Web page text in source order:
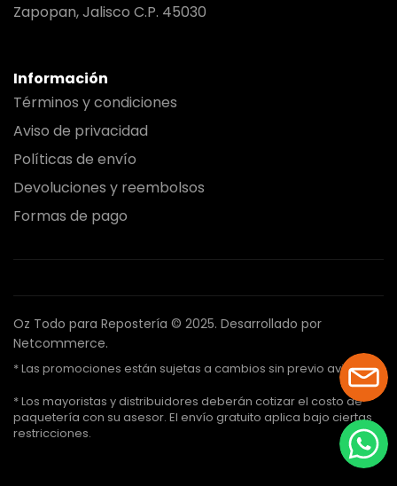
Zapopan, Jalisco C.P. 45030
Información
Términos y condiciones
Aviso de privacidad
Políticas de envío
Devoluciones y reembolsos
Formas de pago
Oz Todo para Repostería © 2025. Desarrollado por
Netcommerce.
* Las promociones están sujetas a cambios sin previo aviso.
* Los mayoristas y distribuidores deberán cotizar el costo de
paquetería con su asesor. El envío gratuito aplica bajo ciertas
restricciones.